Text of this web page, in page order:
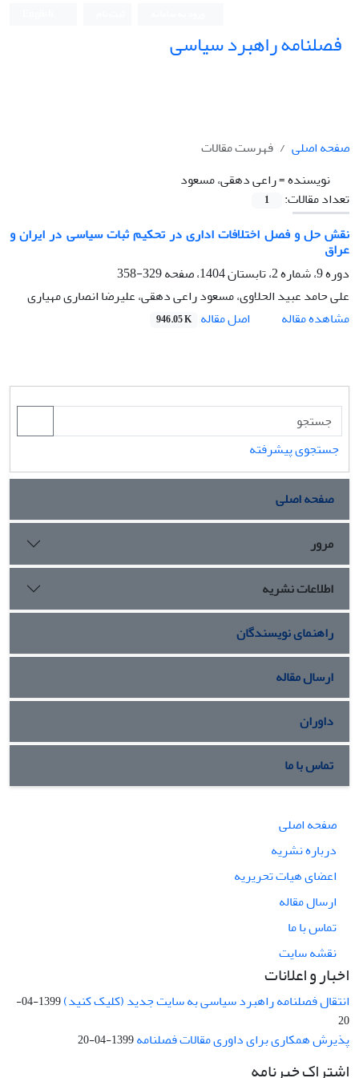
فصلنامه راهبرد سیاسی
صفحه اصلی
فهرست مقالات
نویسنده =راعی دهقی، مسعود
تعداد مقالات:
1
نقش حل ‌و فصل اختلافات اداری در تحکیم ثبات سیاسی در ایران و
عراق
دوره 9، شماره 2، تابستان 1404، صفحه
329-358
علی حامد عبید الحلاوی، مسعود راعی دهقی، علیرضا انصاری مهیاری
مشاهده مقاله
اصل مقاله 946.05 K
جستجوی پیشرفته
صفحه اصلی
مرور
اطلاعات نشریه
راهنمای نویسندگان
ارسال مقاله
داوران
تماس با ما
صفحه اصلی
درباره نشریه
اعضای هیات تحریریه
ارسال مقاله
تماس با ما
نقشه سایت
اخبار و اعلانات
انتقال فصلنامه راهبرد سیاسی به سایت جدید (کلیک کنید)
1399-04-
20
پذیرش همکاری برای داوری مقالات فصلنامه1399-04-20
اشتراک خبرنامه